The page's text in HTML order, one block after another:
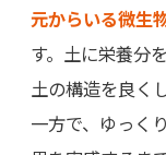
元からいる微生
す。土に栄養分
土の構造を良く
一方で、ゆっく